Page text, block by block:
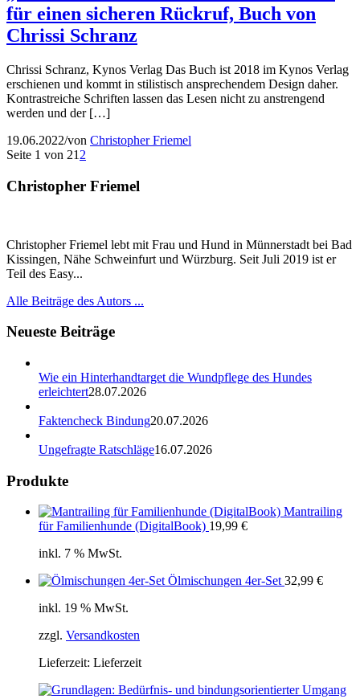
für einen sicheren Rückruf, Buch von
Chrissi Schranz
Chrissi Schranz, Kynos Verlag Das Buch ist 2018 im Kynos Verlag
erschienen und kommt in stilistisch ansprechendem Design daher.
Kontrastreiche Schriften lassen das Lesen nicht zu anstrengend
werden und der […]
19.06.2022/von Christopher Friemel
Seite 1 von 21 2
Christopher Friemel
Christopher Friemel lebt mit Frau und Hund in Münnerstadt bei Bad
Kissingen, Nähe Schweinfurt und Würzburg. Seit Juli 2019 ist er
Teil des Easy...
Alle Beiträge des Autors ...
Neueste Beiträge
Wie ein Hinterhandtarget die Wundpflege des Hundes
erleichtert28.07.2026
Faktencheck Bindung20.07.2026
Ungefragte Ratschläge16.07.2026
Produkte
Mantrailing
für Familienhunde (DigitalBook) 19,99 €
inkl. 7 % MwSt.
Ölmischungen 4er-Set 32,99 €
inkl. 19 % MwSt.
zzgl. Versandkosten
Lieferzeit: Lieferzeit